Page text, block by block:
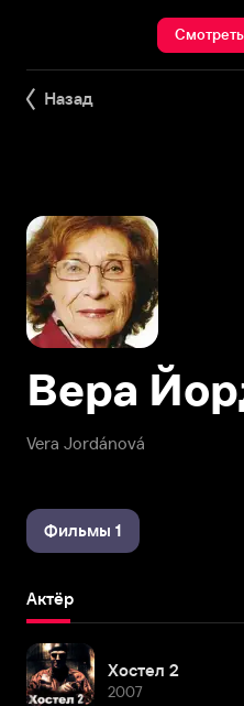
Назад
Vera Jordánová
Вера
Фильмы 1
Актёр
Хостел 2
2007